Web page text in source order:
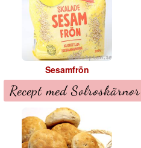
Sesamfrön
Recept med Solroskärnor